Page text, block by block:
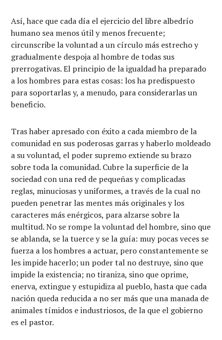
Así, hace que cada día el ejercicio del libre albedrío
humano sea menos útil y menos frecuente;
circunscribe la voluntad a un círculo más estrecho y
gradualmente despoja al hombre de todas sus
prerrogativas. El principio de la igualdad ha preparado
a los hombres para estas cosas: los ha predispuesto
para soportarlas y, a menudo, para considerarlas un
beneficio.
Tras haber apresado con éxito a cada miembro de la
comunidad en sus poderosas garras y haberlo moldeado
a su voluntad, el poder supremo extiende su brazo
sobre toda la comunidad. Cubre la superficie de la
sociedad con una red de pequeñas y complicadas
reglas, minuciosas y uniformes, a través de la cual no
pueden penetrar las mentes más originales y los
caracteres más enérgicos, para alzarse sobre la
multitud. No se rompe la voluntad del hombre, sino que
se ablanda, se la tuerce y se la guía: muy pocas veces se
fuerza a los hombres a actuar, pero constantemente se
les impide hacerlo; un poder tal no destruye, sino que
impide la existencia; no tiraniza, sino que oprime,
enerva, extingue y estupidiza al pueblo, hasta que cada
nación queda reducida a no ser más que una manada de
animales tímidos e industriosos, de la que el gobierno
es el pastor.